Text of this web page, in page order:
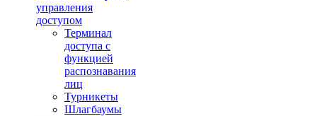
управления
доступом
Терминал
доступа с
функцией
распознавания
лиц
Турникеты
Шлагбаумы